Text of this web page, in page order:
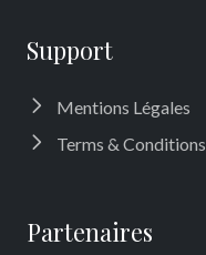
Support
Mentions Légales
Terms & Conditions
Partenaires